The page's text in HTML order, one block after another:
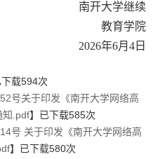
南开大学继续
教育学院
2026年6月4日
载594次
号关于印发《南开大学网络高
知.pdf】已下载585次
号 关于印发《南开大学网络高
】已下载580次